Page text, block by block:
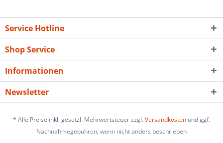
Service Hotline
Shop Service
Informationen
Newsletter
* Alle Preise inkl. gesetzl. Mehrwertsteuer zzgl.Versandkosten und ggf.
Nachnahmegebühren, wenn nicht anders beschrieben